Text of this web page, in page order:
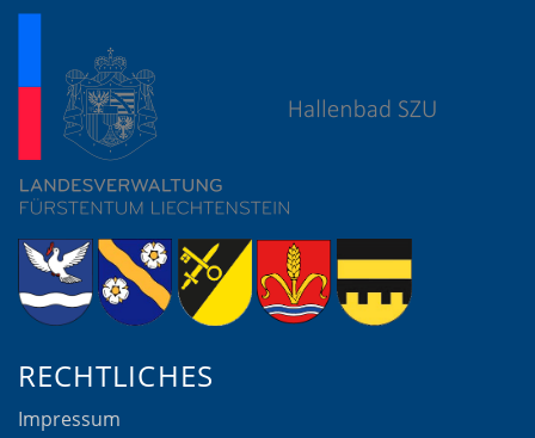
RECHTLICHES
Impressum